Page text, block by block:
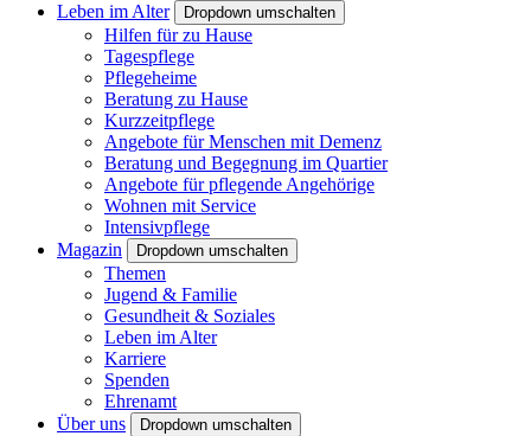
Leben im Alter
Dropdown umschalten
Hilfen für zu Hause
Tagespflege
Pflegeheime
Beratung zu Hause
Kurzzeitpflege
Angebote für Menschen mit Demenz
Beratung und Begegnung im Quartier
Angebote für pflegende Angehörige
Wohnen mit Service
Intensivpflege
Magazin
Dropdown umschalten
Themen
Jugend & Familie
Gesundheit & Soziales
Leben im Alter
Karriere
Spenden
Ehrenamt
Über uns
Dropdown umschalten